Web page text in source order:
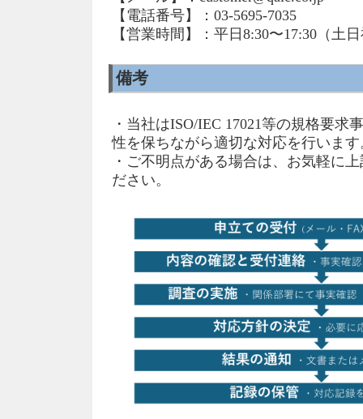
【電話番号】：03-5695-7035
【営業時間】：平日8:30〜17:30（土
備考
・当社はISO/IEC 17021等の規格要求
性を保ちながら適切な対応を行います
・ご不明点がある場合は、お気軽に
ださい。